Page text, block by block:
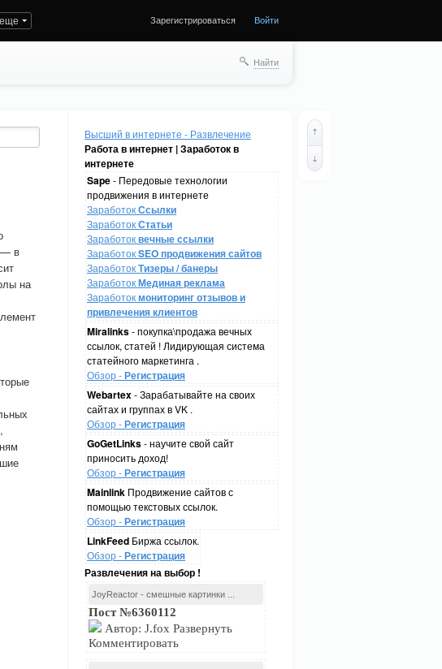
еще Зарегистрироваться Войти
Найти
Высший в интернете - Развлечение
Работа в интернет | Заработок в
интернете
Sape- Передовые технологии
продвижения в интернете
ЗаработокСсылки
ЗаработокСтатьи
Заработоквечные ссылки
ЗаработокSEO продвижения сайтов
ЗаработокТизеры / банеры
ЗаработокМединая реклама
Заработокмониторинг отзывов и
привлечения клиентов
Miralinks- покупка\продажа вечных
ссылок, статей ! Лидирующая система
статейного маркетинга .
Обзор -Регистрация
Webartex- Зарабатывайте на своих
сайтах и группах в VK .
Обзор -Регистрация
GoGetLinks- научите свой сайт
приносить доход!
Обзор -Регистрация
Mainlink Продвижение сайтов с
помощью текстовых ссылок.
Обзор -Регистрация
LinkFeed Биржа ссылок.
Обзор -Регистрация
Развлечения на выбор !
JoyReactor - смешные картинки ...
Пост №6360112
Автор: J.fox Развернуть
Комментировать
— в
на